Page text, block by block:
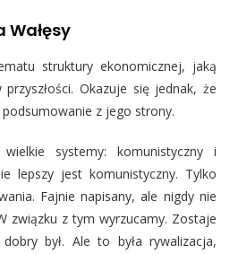
Wałęsy
struktury ekonomicznej, jaką
Okazuje się jednak, że
z jego strony.
systemy: komunistyczny i
lepszy jest komunistyczny. Tylko
Fajnie napisany, ale nigdy nie
związku z tym wyrzucamy. Zostaje
był. Ale to była rywalizacja,